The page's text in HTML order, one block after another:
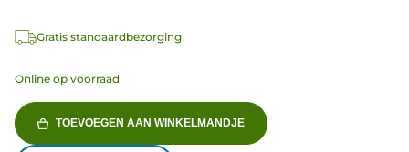
Gratis standaardbezorging
Online op voorraad
TOEVOEGEN AAN WINKELMANDJE